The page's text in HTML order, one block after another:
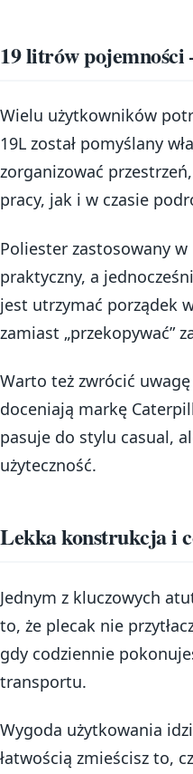
19 litrów pojemności
Wielu użytkowników
19L został pomyślany
zorganizować
pracy, jak i w czasie
Poliester zastosowany
praktyczny, a
jest utrzymać porządek
zamiast „przekopywać”
Warto też zwrócić
doceniają markę
pasuje do stylu casual,
użyteczność.
Lekka konstrukcja i
Jednym z kluczowych
to, że plecak nie
gdy codziennie
transportu.
Wygoda użytkowania
łatwością zmieścisz to,